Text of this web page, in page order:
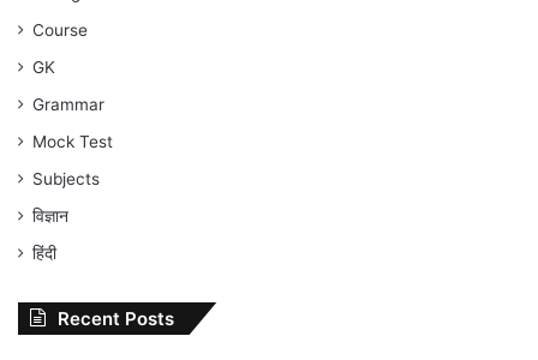
Course
GK
Grammar
Mock Test
Subjects
विज्ञान
हिंदी
Recent Posts